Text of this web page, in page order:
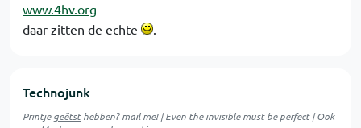
www.4hv.org
daar zitten de echte
.
Technojunk
Printjegeëtsthebben? mail me! | Even the invisible must be perfect | Ook